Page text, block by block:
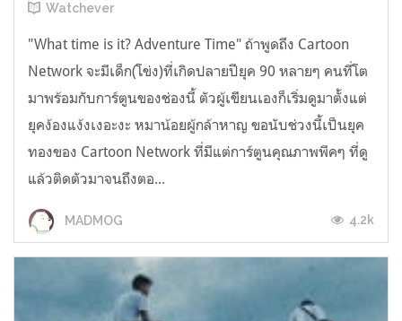
Watchever
"What time is it? Adventure Time" ถ้าพูดถึง Cartoon
Network จะมีเด็ก(โข่ง)ที่เกิดปลายปียุค 90 หลายๆ คนที่โต
มาพร้อมกับการ์ตูนของช่องนี้ ตัวผู้เขียนเองก็เริ่มดูมาตั้งแต่
ยุคง้องแง้งเงอะงะ หมาน้อยผู้กล้าหาญ ขอนับช่วงนี้เป็นยุค
ทองของ Cartoon Network ที่มีแต่การ์ตูนคุณภาพพีคๆ ที่ดู
แล้วติดตัวมาจนถึงตอ...
MADMOG 4.2k